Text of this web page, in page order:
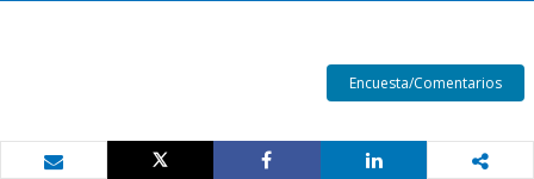
Encuesta/Comentarios